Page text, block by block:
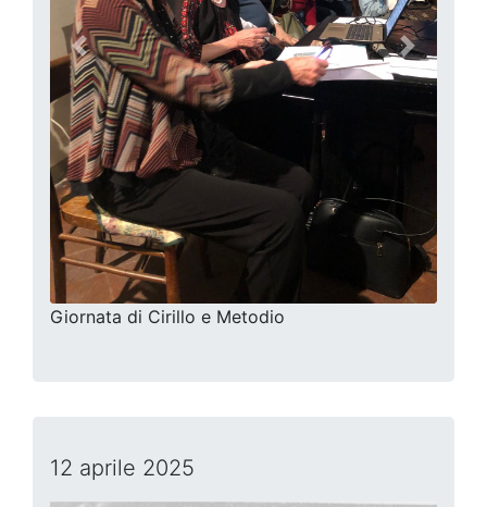
precedente
Giornata di Cirillo e Metodio
12 aprile 2025